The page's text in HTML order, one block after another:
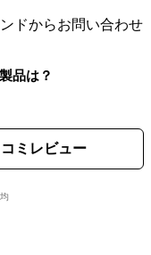
ドからお問い合わせ
品は？
ミレビュー